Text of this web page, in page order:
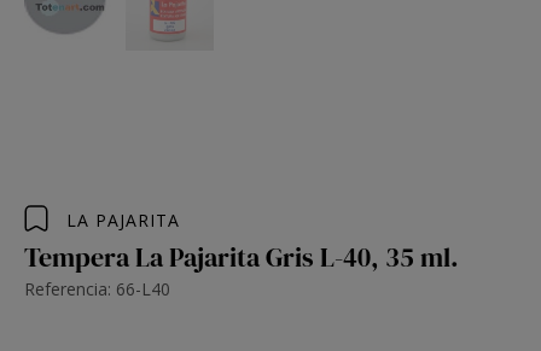
LA PAJARITA
Tempera La Pajarita Gris L-40, 35 ml.
Referencia: 66-L40